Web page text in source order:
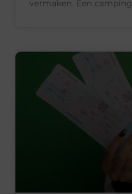
vermaken. Een